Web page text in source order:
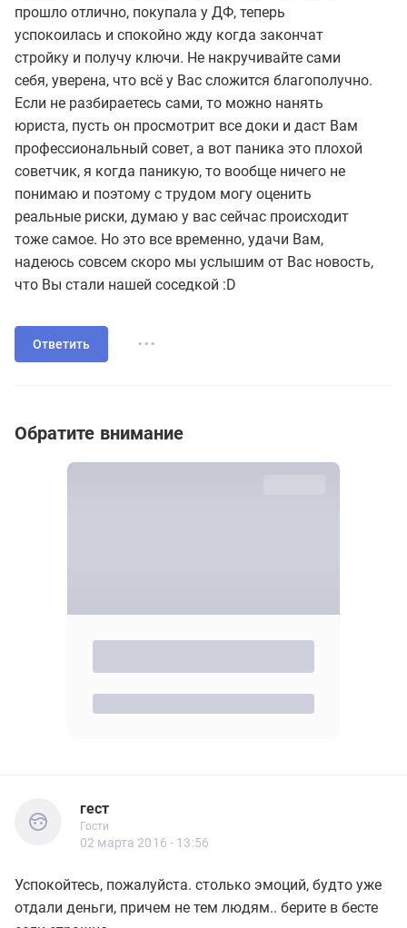
прошло отлично, покупала у ДФ, теперь
успокоилась и спокойно жду когда закончат
стройку и получу ключи. Не накручивайте сами
себя, уверена, что всё у Вас сложится благополучно.
Если не разбираетесь сами, то можно нанять
юриста, пусть он просмотрит все доки и даст Вам
профессиональный совет, а вот паника это плохой
советчик, я когда паникую, то вообще ничего не
понимаю и поэтому с трудом могу оценить
реальные риски, думаю у вас сейчас происходит
тоже самое. Но это все временно, удачи Вам,
надеюсь совсем скоро мы услышим от Вас новость,
что Вы стали нашей соседкой :D
Ответить ...
Обратите внимание
гест
гест
Гости
Гости
02 марта 2016 - 13:56
Успокойтесь, пожалуйста. столько эмоций, будто уже
отдали деньги, причем не тем людям.. берите в бесте